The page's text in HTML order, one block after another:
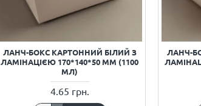
ЛАНЧ-БОКС КАРТОННИЙ БІЛИЙ З
ЛАМІНАЦІЄЮ 170*140*50 ММ (1100
МЛ)
4.65 грн.
ЛАНЧ-